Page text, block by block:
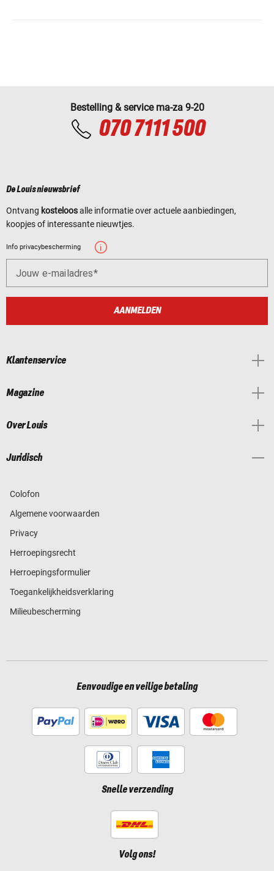
Bestelling & service ma-za 9-20
070 7111 500
De Louis nieuwsbrief
Ontvang kosteloosalle informatie over actuele aanbiedingen,
koopjes of interessante nieuwtjes.
Info privacybescherming
Jouw e-mailadres
AANMELDEN
Klantenservice
Magazine
Over Louis
Juridisch
Colofon
Algemene voorwaarden
Privacy
Herroepingsrecht
Herroepingsformulier
Toegankelijkheidsverklaring
Milieubescherming
Eenvoudige en veilige betaling
Snelle verzending
Volg ons!